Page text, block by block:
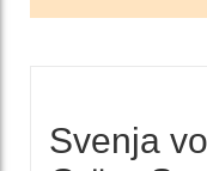
Svenja